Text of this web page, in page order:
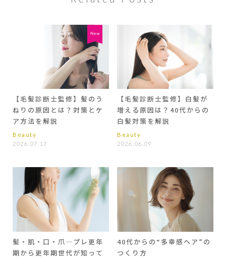
【毛髪診断士監修】髪のう
ねりの原因とは？対策とケ
ア方法を解説
Beauty
2026.07.17
【毛髪診断士監修】白髪が
増える原因は？40代からの
白髪対策を解説
Beauty
2026.06.09
髪・肌・口・爪―プレ更年
期から更年期世代が知って
40代からの“多幸感ヘア”の
つくり方